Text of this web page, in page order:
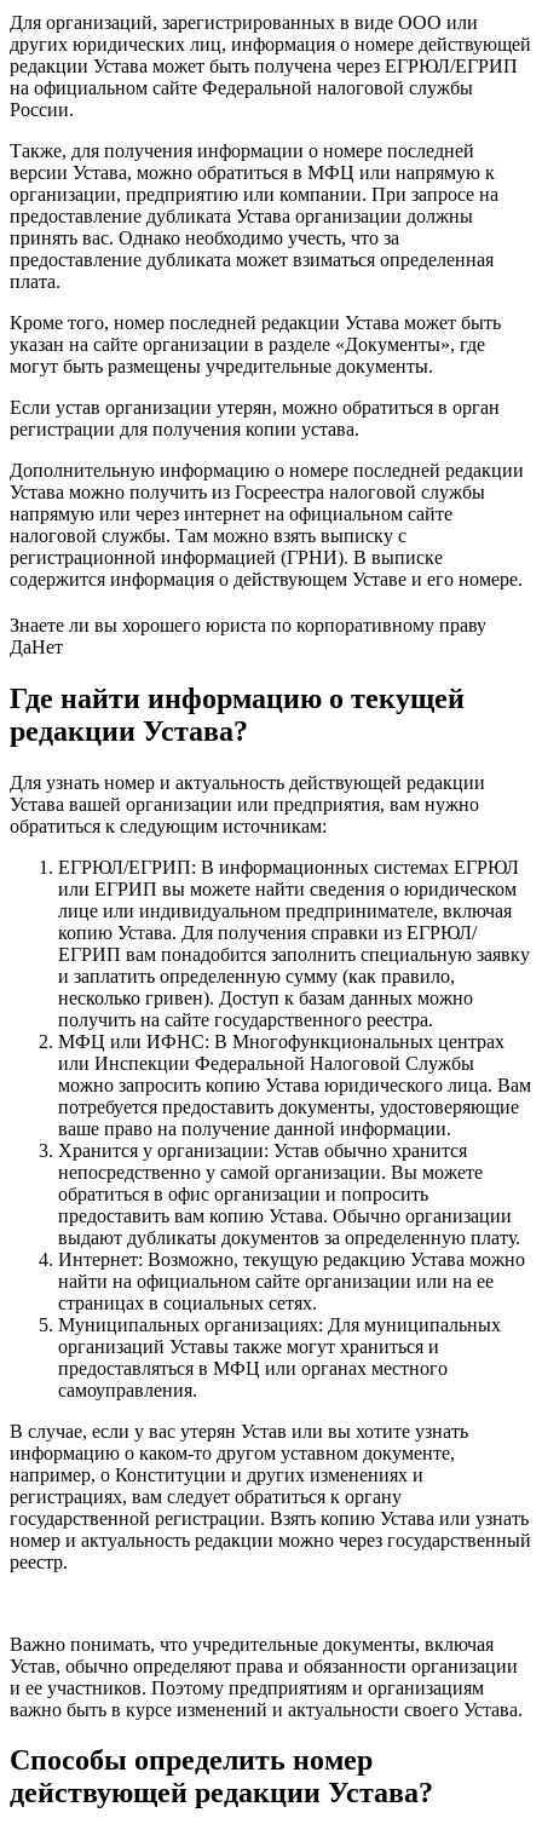
Для организаций, зарегистрированных в виде ООО или
других юридических лиц, информация о номере действующей
редакции Устава может быть получена через ЕГРЮЛ/ЕГРИП
на официальном сайте Федеральной налоговой службы
России.
Также, для получения информации о номере последней
версии Устава, можно обратиться в МФЦ или напрямую к
организации, предприятию или компании. При запросе на
предоставление дубликата Устава организации должны
принять вас. Однако необходимо учесть, что за
предоставление дубликата может взиматься определенная
плата.
Кроме того, номер последней редакции Устава может быть
указан на сайте организации в разделе «Документы», где
могут быть размещены учредительные документы.
Если устав организации утерян, можно обратиться в орган
регистрации для получения копии устава.
Дополнительную информацию о номере последней редакции
Устава можно получить из Госреестра налоговой службы
напрямую или через интернет на официальном сайте
налоговой службы. Там можно взять выписку с
регистрационной информацией (ГРНИ). В выписке
содержится информация о действующем Уставе и его номере.
Знаете ли вы хорошего юриста по корпоративному праву
ДаНет
Где найти информацию о текущей
редакции Устава?
Для узнать номер и актуальность действующей редакции
Устава вашей организации или предприятия, вам нужно
обратиться к следующим источникам:
ЕГРЮЛ/ЕГРИП: В информационных системах ЕГРЮЛ
или ЕГРИП вы можете найти сведения о юридическом
лице или индивидуальном предпринимателе, включая
копию Устава. Для получения справки из ЕГРЮЛ/
ЕГРИП вам понадобится заполнить специальную заявку
и заплатить определенную сумму (как правило,
несколько гривен). Доступ к базам данных можно
получить на сайте государственного реестра.
МФЦ или ИФНС: В Многофункциональных центрах
или Инспекции Федеральной Налоговой Службы
можно запросить копию Устава юридического лица. Вам
потребуется предоставить документы, удостоверяющие
ваше право на получение данной информации.
Хранится у организации: Устав обычно хранится
непосредственно у самой организации. Вы можете
обратиться в офис организации и попросить
предоставить вам копию Устава. Обычно организации
выдают дубликаты документов за определенную плату.
Интернет: Возможно, текущую редакцию Устава можно
найти на официальном сайте организации или на ее
страницах в социальных сетях.
Муниципальных организациях: Для муниципальных
организаций Уставы также могут храниться и
предоставляться в МФЦ или органах местного
самоуправления.
В случае, если у вас утерян Устав или вы хотите узнать
информацию о каком-то другом уставном документе,
например, о Конституции и других изменениях и
регистрациях, вам следует обратиться к органу
государственной регистрации. Взять копию Устава или узнать
номер и актуальность редакции можно через государственный
реестр.
Важно понимать, что учредительные документы, включая
Устав, обычно определяют права и обязанности организации
и ее участников. Поэтому предприятиям и организациям
важно быть в курсе изменений и актуальности своего Устава.
Способы определить номер
действующей редакции Устава?